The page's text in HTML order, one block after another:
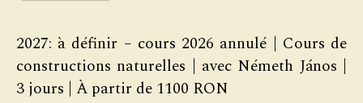
2027: à définir – cours 2026 annulé | Cours de
constructions naturelles | avec Németh János |
3 jours | À partir de 1100 RON